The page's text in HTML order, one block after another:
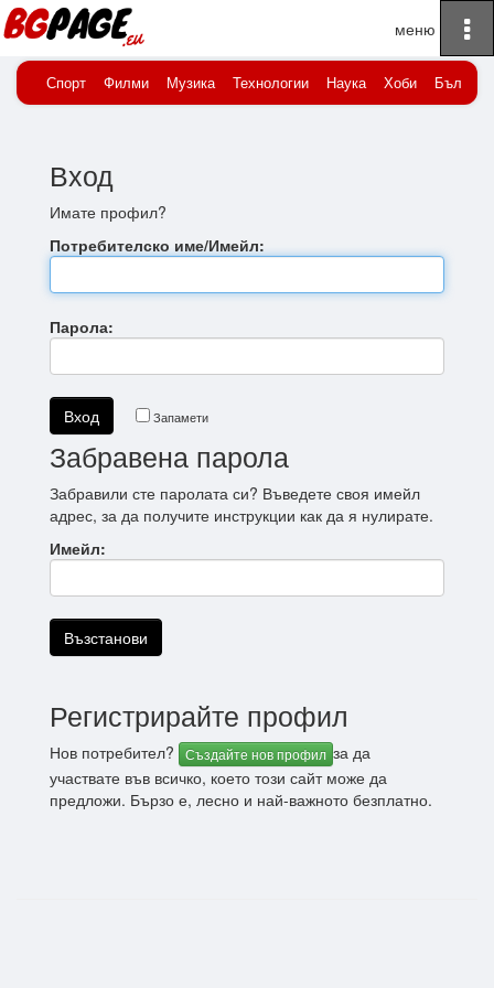
Начало Вход
Спорт Филми Музика Технологии Наука Хоби
Вход
Имате профил?
Потребителско име/Имейл:
Парола:
Запамети
Забравена парола
Забравили сте паролата си? Въведете своя имейл
адрес, за да получите инструкции как да я нулирате.
Имейл:
Регистрирайте профил
Нов потребител? Създайте нов профил за да
участвате във всичко, което този сайт може да
предложи. Бързо е, лесно и най-важното безплатно.